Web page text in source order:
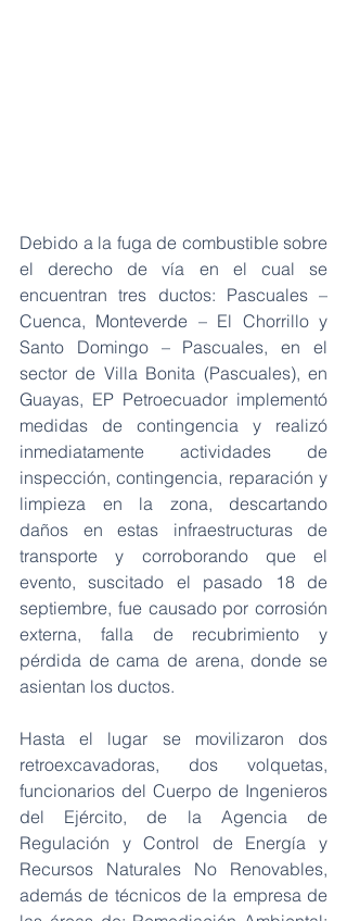
Debido a la fuga de combustible sobre
el derecho de vía en el cual se
encuentran tres ductos: Pascuales –
Cuenca, Monteverde – El Chorrillo y
Santo Domingo – Pascuales, en el
sector de Villa Bonita (Pascuales), en
Guayas, EP Petroecuador implementó
medidas de contingencia y realizó
inmediatamente actividades de
inspección, contingencia, reparación y
limpieza en la zona, descartando
daños en estas infraestructuras de
transporte y corroborando que el
evento, suscitado el pasado 18 de
septiembre, fue causado por corrosión
externa, falla de recubrimiento y
pérdida de cama de arena, donde se
asientan los ductos.
Hasta el lugar se movilizaron dos
retroexcavadoras, dos volquetas,
funcionarios del Cuerpo de Ingenieros
del Ejército, de la Agencia de
Regulación y Control de Energía y
Recursos Naturales No Renovables,
además de técnicos de la empresa de